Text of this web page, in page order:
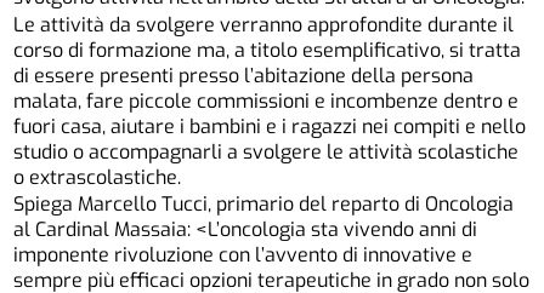
Le attività da svolgere verranno approfondite durante il
corso di formazione ma, a titolo esemplificativo, si tratta
di essere presenti presso l’abitazione della persona
malata, fare piccole commissioni e incombenze dentro e
fuori casa, aiutare i bambini e i ragazzi nei compiti e nello
studio o accompagnarli a svolgere le attività scolastiche
o extrascolastiche.
Spiega Marcello Tucci, primario del reparto di Oncologia
al Cardinal Massaia: <L’oncologia sta vivendo anni di
imponente rivoluzione con l’avvento di innovative e
sempre più efficaci opzioni terapeutiche in grado non solo